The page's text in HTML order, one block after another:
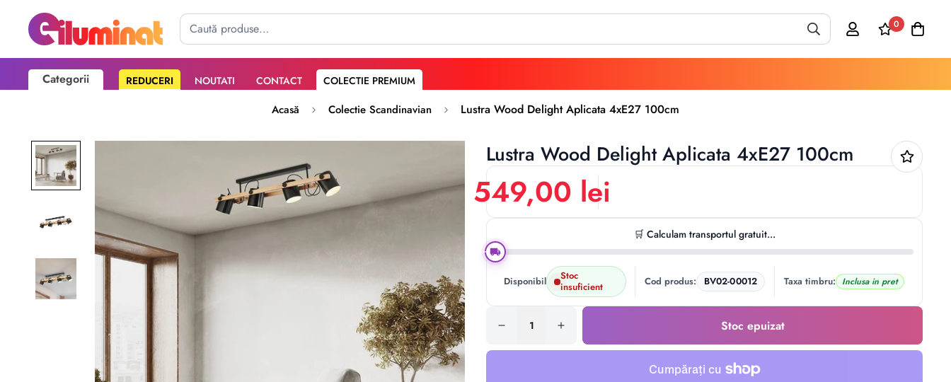
0
Categorii REDUCERI NOUTATI CONTACT COLECTIE PREMIUM
Acasă Colectie Scandinavian Lustra Wood Delight Aplicata 4xE27 100cm
Lustra Wood Delight Aplicata 4xE27 100cm
549,00 lei
🛒 Calculam transportul gratuit...
Disponibil:
Stoc
insuficient
Cod produs: BV02-00012 Taxa timbru: Inclusa in pret
Stoc epuizat